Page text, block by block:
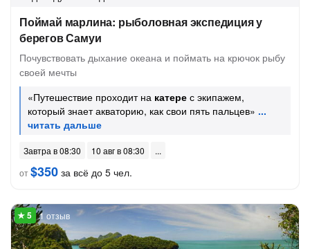
Поймай марлина: рыболовная экспедиция у
берегов Самуи
Почувствовать дыхание океана и поймать на крючок рыбу
своей мечты
«Путешествие проходит на катере с экипажем,
который знает акваторию, как свои пять пальцев»
Завтра в 08:30
10 авг в 08:30
от$350 за всё до 5 чел.
1 отзыв